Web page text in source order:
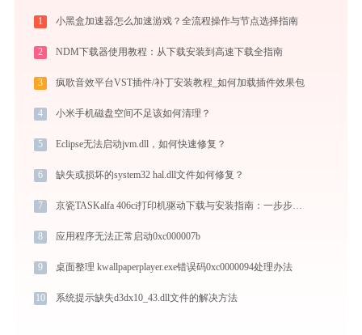
1 小黑盒加速器怎么加速游戏？全流程操作与节点选择指南
2 NDM下载器使用教程：从下载安装到高速下载全指南
3 疯歌音效平台VST插件/补丁安装教程_如何加载插件效果包
4 小米手机磁盘空间不足该如何清理？
5 Eclipse无法启动jvm.dll，如何快速修复？
6 缺失或损坏的system32 hal.dll文件如何修复？
7 京瓷TASKalfa 406ci打印机驱动下载与安装指南：一步步教您操作
8 应用程序无法正常启动0xc000007b
9 桌面整理 kwallpaperplayer.exe错误码0xc0000094处理办法
10 系统提示缺失d3dx10_43.dll文件的解决方法